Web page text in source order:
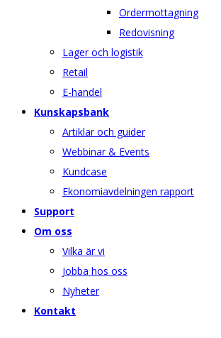
Ordermottagning
Redovisning
Lager och logistik
Retail
E-handel
Kunskapsbank
Artiklar och guider
Webbinar & Events
Kundcase
Ekonomiavdelningen rapport
Support
Om oss
Vilka är vi
Jobba hos oss
Nyheter
Kontakt